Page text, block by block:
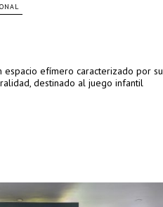
espacio efímero caracterizado por su
destinado al juego infantil